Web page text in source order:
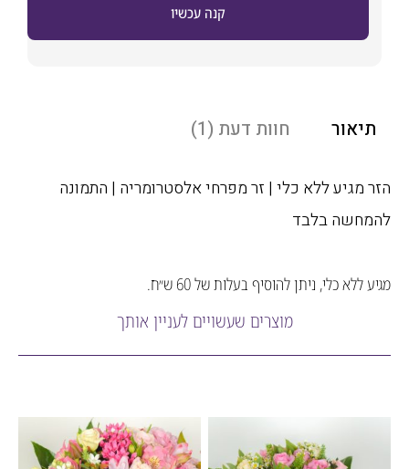
קנה עכשיו
חוות דעת (1)
ללא כלי | זר מפרחי אלסטרומריה | התמונה
בלבד
כלי, ניתן להוסיף בעלות של 60 ש״ח.
מוצרים שעשויים לעניין אותך